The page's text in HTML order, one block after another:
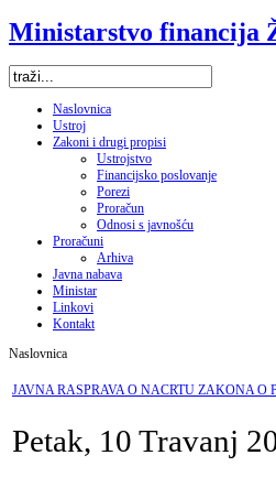
Ministarstvo financija
Naslovnica
Ustroj
Zakoni i drugi propisi
Ustrojstvo
Financijsko poslovanje
Porezi
Proračun
Odnosi s javnošću
Proračuni
Arhiva
Javna nabava
Ministar
Linkovi
Kontakt
Naslovnica
JAVNA RASPRAVA O NACRTU ZAKONA
Petak, 10 Travanj